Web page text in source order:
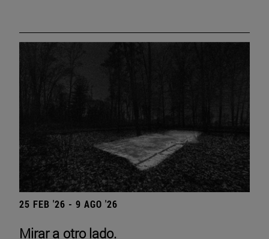
25 FEB '26 - 9 AGO '26
Mirar a otro lado.